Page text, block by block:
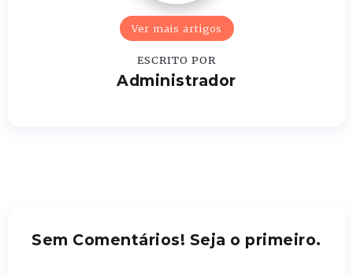
Ver mais artigos
ESCRITO POR
Administrador
Sem Comentários! Seja o primeiro.